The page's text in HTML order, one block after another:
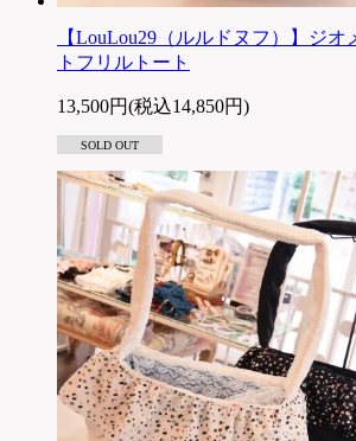
【LouLou29（ルルドヌフ）】ジオ
トフリルトート
13,500円(税込14,850円)
SOLD OUT